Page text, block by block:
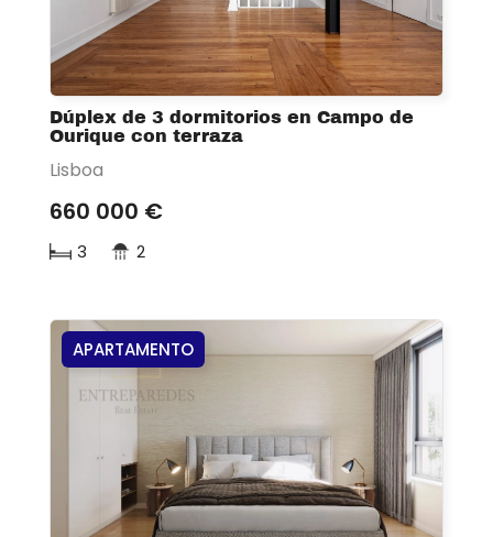
Dúplex de 3 dormitorios en Campo de
Ourique con terraza
Lisboa
660 000 €
3 2
APARTAMENTO